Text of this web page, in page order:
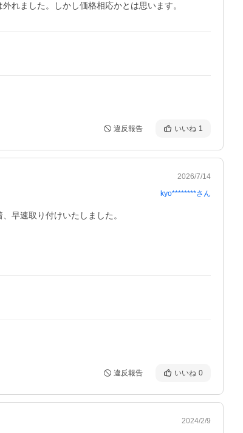
れました。しかし価格相応かとは思います。
違反報告 いいね 1
2026/7/14
kyo********さん
早速取り付けいたしました。
違反報告 いいね 0
2024/2/9